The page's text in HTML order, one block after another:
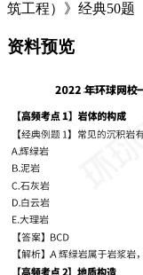
筑工程）》经典50题
资料预览